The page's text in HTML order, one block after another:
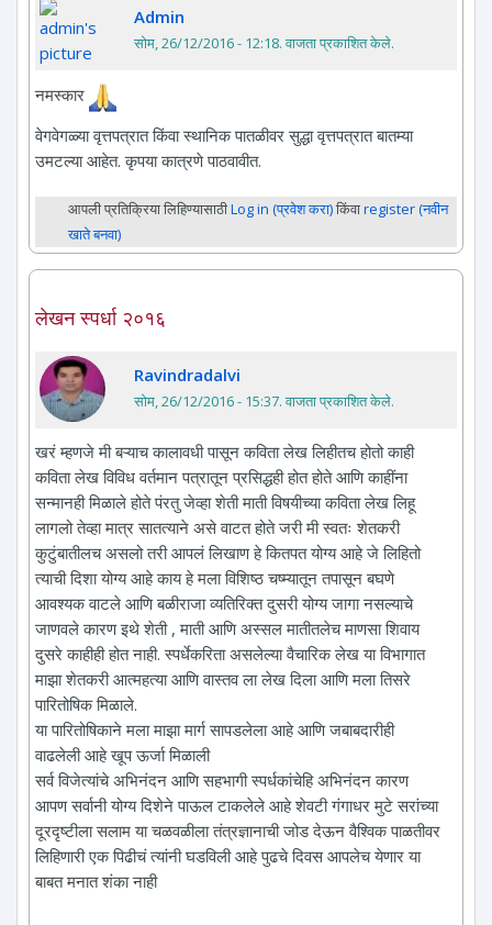
Admin
सोम, 26/12/2016 - 12:18. वाजता प्रकाशित केले.
नमस्कार
वेगवेगळ्या वृत्तपत्रात किंवा स्थानिक पातळीवर सुद्धा वृत्तपत्रात बातम्या
उमटल्या आहेत. कृपया कात्रणे पाठवावीत.
आपली प्रतिक्रिया लिहिण्यासाठीLog in (प्रवेश करा)किंवाregister (नवीन
खाते बनवा)
लेखन स्पर्धा २०१६
Ravindradalvi
सोम, 26/12/2016 - 15:37. वाजता प्रकाशित केले.
खरं म्हणजे मी बऱ्याच कालावधी पासून कविता लेख लिहीतच होतो काही
कविता लेख विविध वर्तमान पत्रातून प्रसिद्धही होत होते आणि काहींना
सन्मानही मिळाले होते पंरतु जेव्हा शेती माती विषयीच्या कविता लेख लिहू
लागलो तेव्हा मात्र सातत्याने असे वाटत होते जरी मी स्वतः शेतकरी
कुटुंबातीलच असलो तरी आपलं लिखाण हे कितपत योग्य आहे जे लिहितो
त्याची दिशा योग्य आहे काय हे मला विशिष्ठ चष्म्यातून तपासून बघणे
आवश्यक वाटले आणि बळीराजा व्यतिरिक्त दुसरी योग्य जागा नसल्याचे
जाणवले कारण इथे शेती , माती आणि अस्सल मातीतलेच माणसा शिवाय
दुसरे काहीही होत नाही. स्पर्धेकरिता असलेल्या वैचारिक लेख या विभागात
माझा शेतकरी आत्महत्या आणि वास्तव ला लेख दिला आणि मला तिसरे
पारितोषिक मिळाले.
या पारितोषिकाने मला माझा मार्ग सापडलेला आहे आणि जबाबदारीही
वाढलेली आहे खूप ऊर्जा मिळाली
सर्व विजेत्यांचे अभिनंदन आणि सहभागी स्पर्धकांचेहि अभिनंदन कारण
आपण सर्वानी योग्य दिशेने पाऊल टाकलेले आहे शेवटी गंगाधर मुटे सरांच्या
दूरदृष्टीला सलाम या चळवळीला तंत्रज्ञानाची जोड देऊन वैश्विक पाळतीवर
लिहिणारी एक पिढीचं त्यांनी घडविली आहे पुढचे दिवस आपलेच येणार या
बाबत मनात शंका नाही